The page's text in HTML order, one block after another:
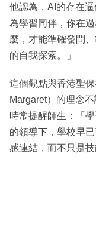
他認為，AI的存在
為學習同伴，你在
麼，才能準確發問
的自我探索。」
這個觀點與香港聖
Margaret）的理念
時常提醒師生：「
的領導下，學校早
感連結，而不只是技